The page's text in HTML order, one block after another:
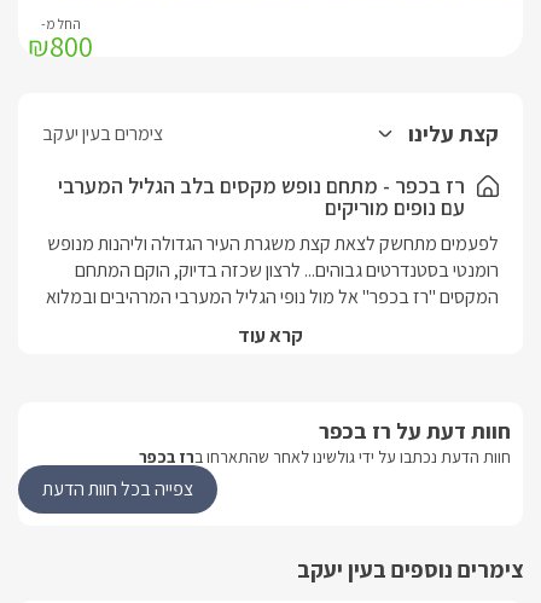
אוויר, פינת אוכל נעימה ומרווחת, מטבחון מאובזר היטב, מכונת קפה
ומרפסת נוף פרטית המשקיפה אל נופו המדהים של הגליל המערבי ובה
₪800
קצת עלינו צימרים בעין יעקב
רז בכפר - מתחם נופש מקסים בלב הגליל המערבי
עם נופים מוריקים
קרא עוד
חוות דעת על רז בכפר
חוות הדעת נכתבו על ידי גולשינו לאחר שהתארחו ברז בכפר
צפייה בכל חוות הדעת
צימרים נוספים בעין יעקב